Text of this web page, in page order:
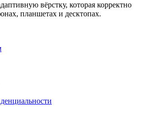
вёрстку, которая корректно
планшетах и десктопах.